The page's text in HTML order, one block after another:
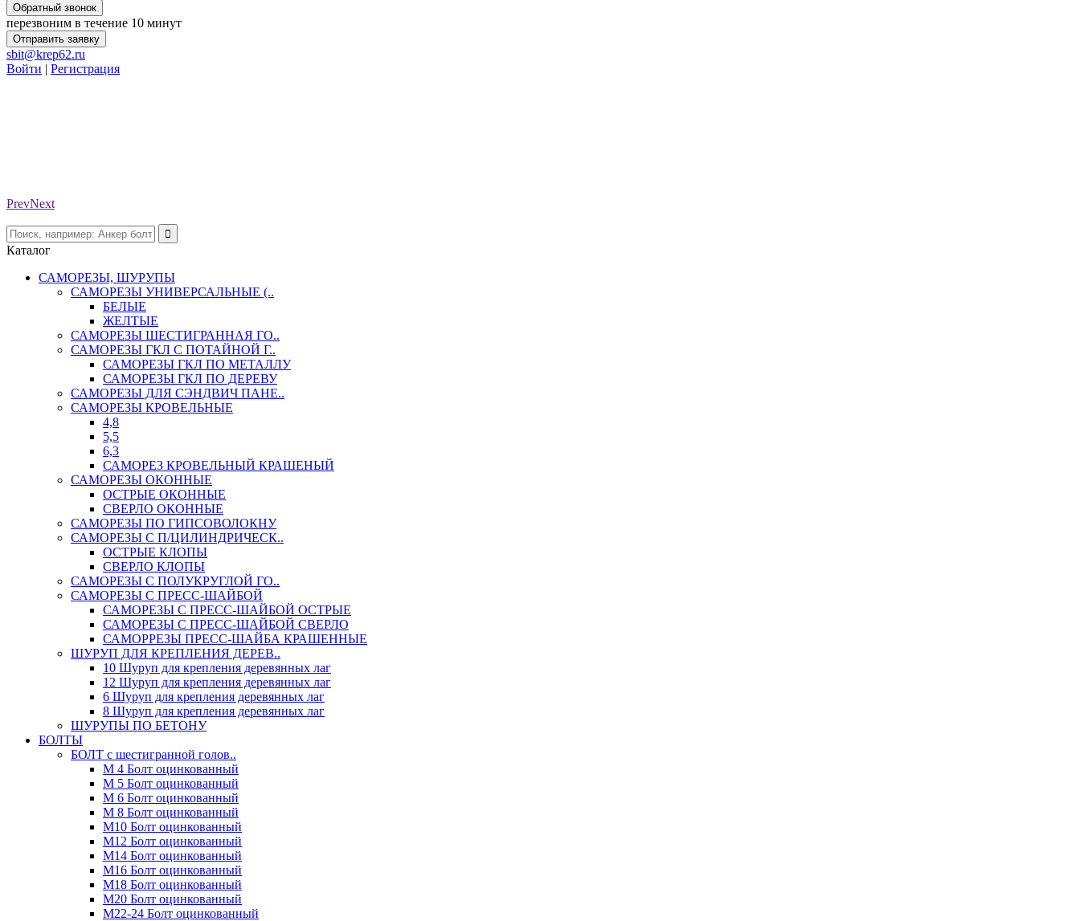
Обратный звонок
перезвоним в течение 10 минут
Отправить заявку
sbit@krep62.ru
Войти | Регистрация
PrevNext
Каталог
САМОРЕЗЫ, ШУРУПЫ
САМОРЕЗЫ УНИВЕРСАЛЬНЫЕ (..
БЕЛЫЕ
ЖЕЛТЫЕ
САМОРЕЗЫ ШЕСТИГРАННАЯ ГО..
САМОРЕЗЫ ГКЛ С ПОТАЙНОЙ Г..
САМОРЕЗЫ ГКЛ ПО МЕТАЛЛУ
САМОРЕЗЫ ГКЛ ПО ДЕРЕВУ
САМОРЕЗЫ ДЛЯ СЭНДВИЧ ПАНЕ..
САМОРЕЗЫ КРОВЕЛЬНЫЕ
4,8
5,5
6,3
САМОРЕЗ КРОВЕЛЬНЫЙ КРАШЕНЫЙ
САМОРЕЗЫ ОКОННЫЕ
ОСТРЫЕ ОКОННЫЕ
СВЕРЛО ОКОННЫЕ
САМОРЕЗЫ ПО ГИПСОВОЛОКНУ
САМОРЕЗЫ С П/ЦИЛИНДРИЧЕСК..
ОСТРЫЕ КЛОПЫ
СВЕРЛО КЛОПЫ
САМОРЕЗЫ С ПОЛУКРУГЛОЙ ГО..
САМОРЕЗЫ С ПРЕСС-ШАЙБОЙ
САМОРЕЗЫ С ПРЕСС-ШАЙБОЙ ОСТРЫЕ
САМОРЕЗЫ С ПРЕСС-ШАЙБОЙ СВЕРЛО
САМОРРЕЗЫ ПРЕСС-ШАЙБА КРАШЕННЫЕ
ШУРУП ДЛЯ КРЕПЛЕНИЯ ДЕРЕВ..
10 Шуруп для крепления деревянных лаг
12 Шуруп для крепления деревянных лаг
6 Шуруп для крепления деревянных лаг
8 Шуруп для крепления деревянных лаг
ШУРУПЫ ПО БЕТОНУ
БОЛТЫ
БОЛТ с шестигранной голов..
М 4 Болт оцинкованный
М 5 Болт оцинкованный
М 6 Болт оцинкованный
М 8 Болт оцинкованный
М10 Болт оцинкованный
М12 Болт оцинкованный
М14 Болт оцинкованный
М16 Болт оцинкованный
М18 Болт оцинкованный
М20 Болт оцинкованный
М22-24 Болт оцинкованный